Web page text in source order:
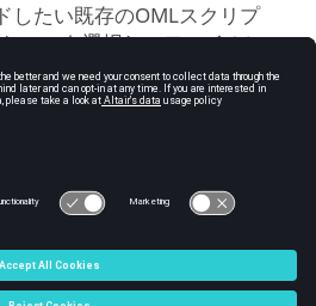
したい既存のOMLスクリプ
、
を選択し、ファイルに
い。